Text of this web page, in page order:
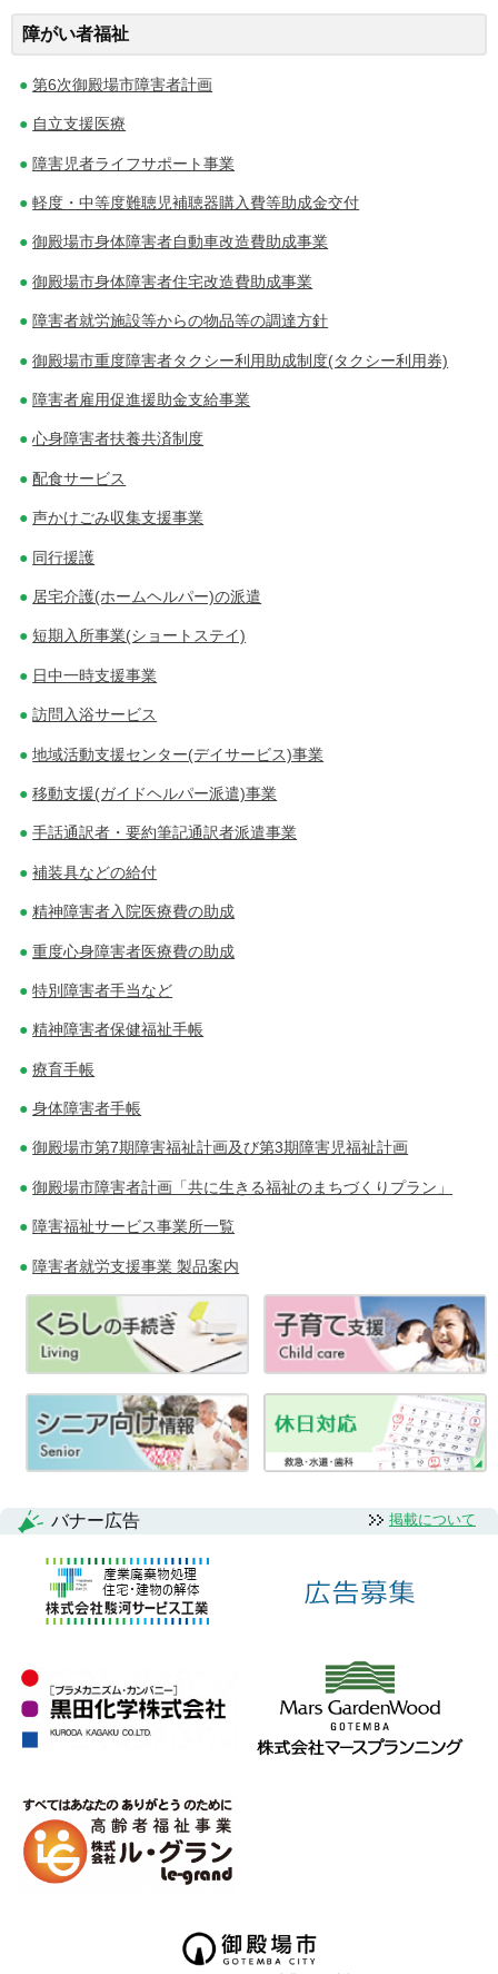
稿
ナ
障がい者福祉
第6次御殿場市障害者計画
自立支援医療
障害児者ライフサポート事業
軽度・中等度難聴児補聴器購入費等助成金交付
御殿場市身体障害者自動車改造費助成事業
御殿場市身体障害者住宅改造費助成事業
障害者就労施設等からの物品等の調達方針
御殿場市重度障害者タクシー利用助成制度(タクシー利用券)
障害者雇用促進援助金支給事業
心身障害者扶養共済制度
配食サービス
声かけごみ収集支援事業
同行援護
居宅介護(ホームヘルパー)の派遣
短期入所事業(ショートステイ)
日中一時支援事業
訪問入浴サービス
地域活動支援センター(デイサービス)事業
移動支援(ガイドヘルパー派遣)事業
手話通訳者・要約筆記通訳者派遣事業
補装具などの給付
精神障害者入院医療費の助成
重度心身障害者医療費の助成
特別障害者手当など
精神障害者保健福祉手帳
療育手帳
身体障害者手帳
御殿場市第7期障害福祉計画及び第3期障害児福祉計画
御殿場市障害者計画「共に生きる福祉のまちづくりプラン」
障害福祉サービス事業所一覧
障害者就労支援事業 製品案内
バナー広告 掲載について